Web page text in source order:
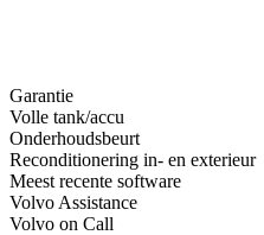
Garantie
Volle tank/accu
Onderhoudsbeurt
Reconditionering in- en exterieur
Meest recente software
Volvo Assistance
Volvo on Call